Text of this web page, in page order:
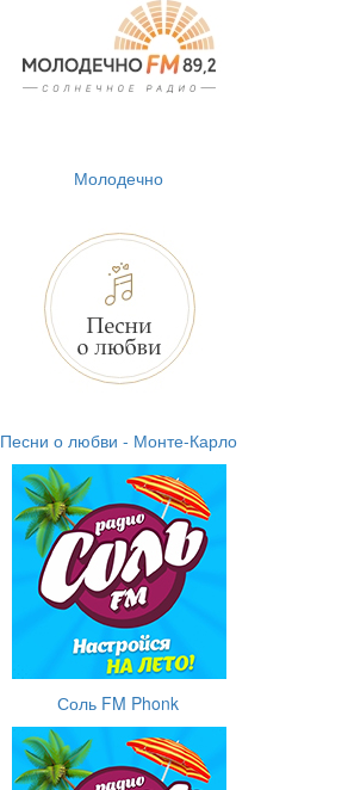
Молодечно
Песни о любви - Монте-Карло
Соль FM Phonk